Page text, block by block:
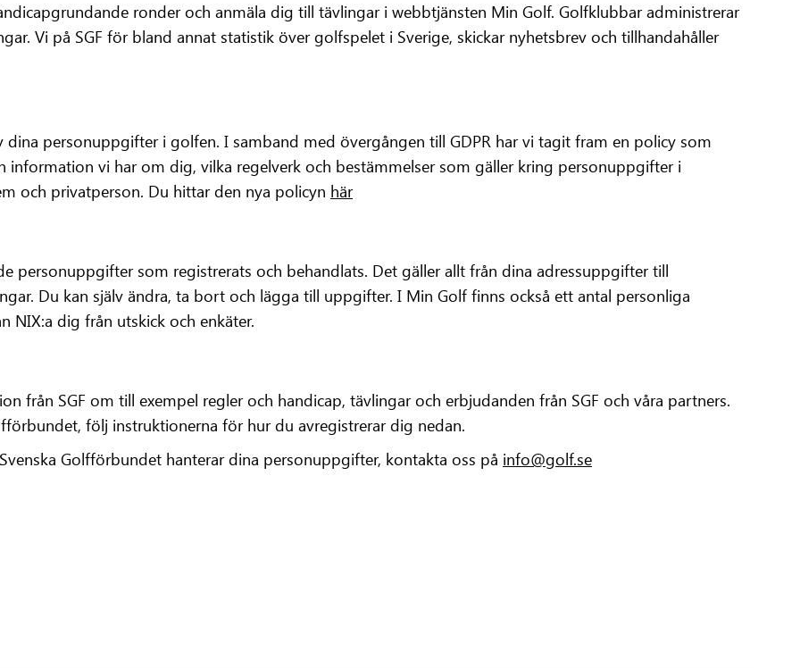
ronder och anmäla dig till tävlingar i webbtjänsten Min Golf. Golfklubbar administrerar
Vi på SGF för bland annat statistik över golfspelet i Sverige, skickar nyhetsbrev och tillhandahåller
personuppgifter i golfen. I samband med övergången till GDPR har vi tagit fram en policy som
information vi har om dig, vilka regelverk och bestämmelser som gäller kring personuppgifter i
och privatperson. Du hittar den nya policyn här
personuppgifter som registrerats och behandlats. Det gäller allt från dina adressuppgifter till
Du kan själv ändra, ta bort och lägga till uppgifter. I Min Golf finns också ett antal personliga
NIX:a dig från utskick och enkäter.
från SGF om till exempel regler och handicap, tävlingar och erbjudanden från SGF och våra partners.
följ instruktionerna för hur du avregistrerar dig nedan.
Golfförbundet hanterar dina personuppgifter, kontakta oss på info@golf.se